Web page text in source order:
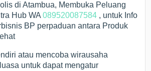
di Atambua, Membuka Peluang
Hub WA089520087584 , untuk Info
BP perpaduan antara Produk
atau mencoba wirausaha
untuk dapat mengatur